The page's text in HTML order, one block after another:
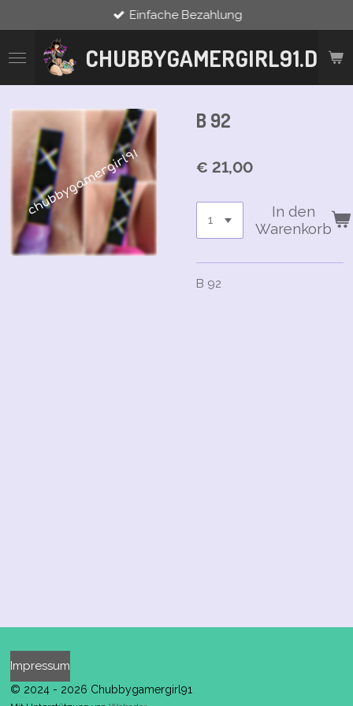
Hauptinhalt
springen
CHUBBYGAMERGIRL91.DE
Einfache Bezahlung
B 92
€ 21,00
In den
Warenkorb
B 92
Impressum
© 2024 - 2026 Chubbygamergirl91